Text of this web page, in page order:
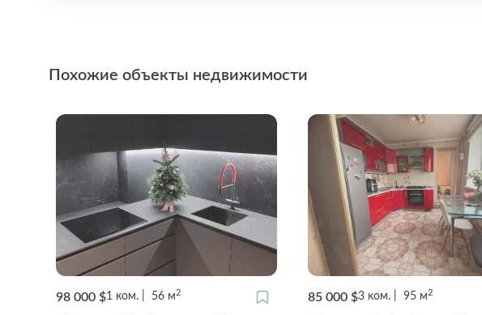
Похожие объекты недвижимости
98 000 $1 ком. 56 м2 85 000 $3 ком. 95 м2